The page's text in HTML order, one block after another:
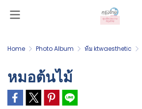
Home Photo Album ทีม ktwaesthetic
หมอต้นไม้